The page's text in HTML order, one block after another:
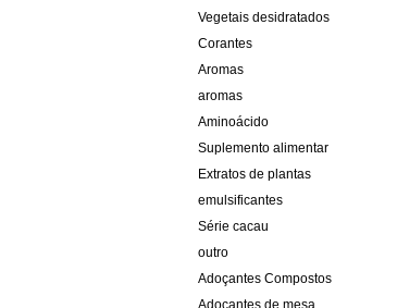
Vegetais desidratados
Corantes
Aromas
aromas
Aminoácido
Suplemento alimentar
Extratos de plantas
emulsificantes
Série cacau
outro
Adoçantes Compostos
Adoçantes de mesa